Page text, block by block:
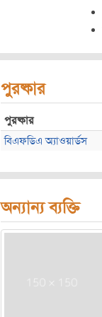
পুরষ্কার
পুরষ্কার
বিএফডিএ অ্যাওয়ার্ডস
অন্যান্য ব্যক্তি